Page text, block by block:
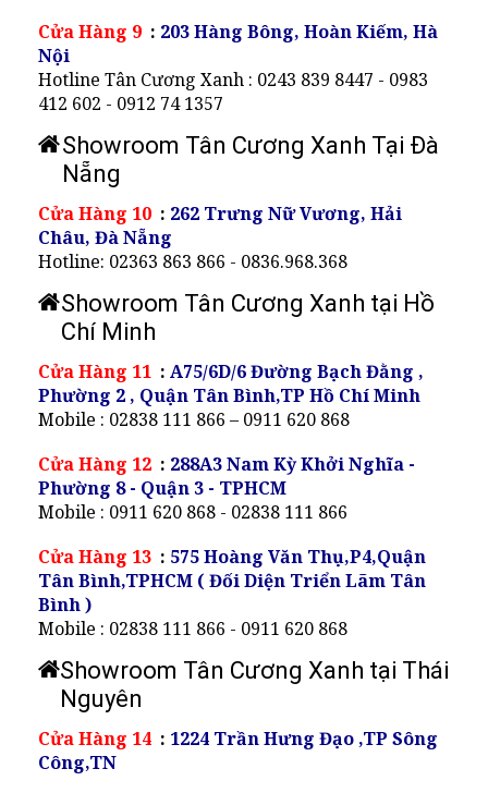
Cửa Hàng 9 : 203 Hàng Bông, Hoàn Kiếm, Hà
Nội
Hotline Tân Cương Xanh : 0243 839 8447 - 0983
412 602 - 0912 74 1357
Showroom Tân Cương Xanh Tại Đà
Nẵng
Cửa Hàng 10 : 262 Trưng Nữ Vương, Hải
Châu, Đà Nẵng
Hotline: 02363 863 866 - 0836.968.368
Showroom Tân Cương Xanh tại Hồ
Chí Minh
Cửa Hàng 11 : A75/6D/6 Đường Bạch Đằng ,
Phường 2 , Quận Tân Bình,TP Hồ Chí Minh
Mobile : 02838 111 866 – 0911 620 868
Cửa Hàng 12 : 288A3 Nam Kỳ Khởi Nghĩa -
Phường 8 - Quận 3 - TPHCM
Mobile : 0911 620 868 - 02838 111 866
Cửa Hàng 13 : 575 Hoàng Văn Thụ,P4,Quận
Tân Bình,TPHCM ( Đối Diện Triển Lãm Tân
Bình )
Mobile : 02838 111 866 - 0911 620 868
Showroom Tân Cương Xanh tại Thái
Nguyên
Cửa Hàng 14 : 1224 Trần Hưng Đạo ,TP Sông
Công,TN